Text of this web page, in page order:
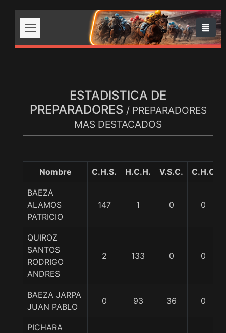
ESTADISTICA DE
PREPARADORES / PREPARADORES
MAS DESTACADOS
Nombre C.H.S. H.C.H. V.S.C. C.H.C
BAEZA
ALAMOS
PATRICIO
147 1 0 0
QUIROZ
SANTOS
RODRIGO
ANDRES
2 133 0 0
BAEZA JARPA
JUAN PABLO
0 93 36 0
PICHARA